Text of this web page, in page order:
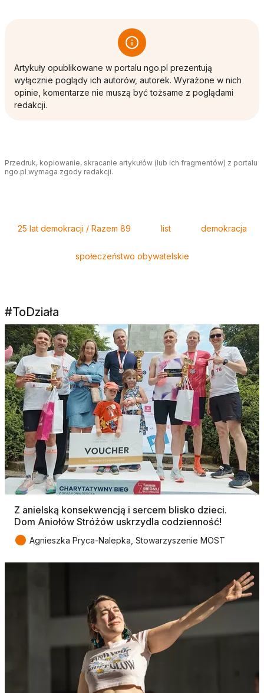
Artykuły opublikowane w portalu ngo.pl prezentują
wyłącznie poglądy ich autorów, autorek. Wyrażone w nich
opinie, komentarze nie muszą być tożsame z poglądami
redakcji.
Przedruk, kopiowanie, skracanie artykułów (lub ich fragmentów) z portalu
ngo.pl wymaga zgody redakcji.
25 lat demokracji / Razem 89 list demokracja
społeczeństwo obywatelskie
#ToDziała
Z anielską konsekwencją i sercem blisko dzieci.
Dom Aniołów Stróżów uskrzydla codzienność!
● Agnieszka Pryca-Nalepka, Stowarzyszenie MOST